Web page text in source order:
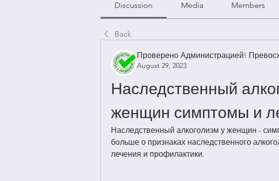
Discussion Media Members
Back
Проверено Администрацией!
August 29, 2023
Наследственный
женщин симптомы и
Наследственный алкоголизм у женщин -
больше о признаках наследственного
лечения и профилактики.